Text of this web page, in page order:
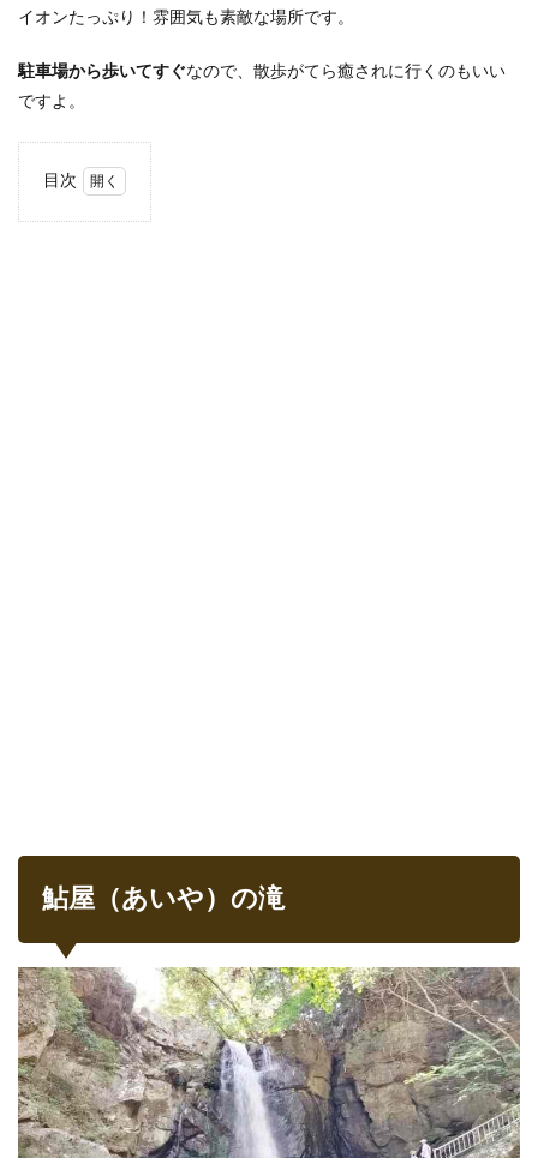
イオンたっぷり！雰囲気も素敵な場所です。
駐車場から歩いてすぐなので、散歩がてら癒されに行くのもいい
ですよ。
目次
の滝
に到
2.4
八大
龍王
と大
泉寺
不動
堂
3
鮎屋（あいや）の滝